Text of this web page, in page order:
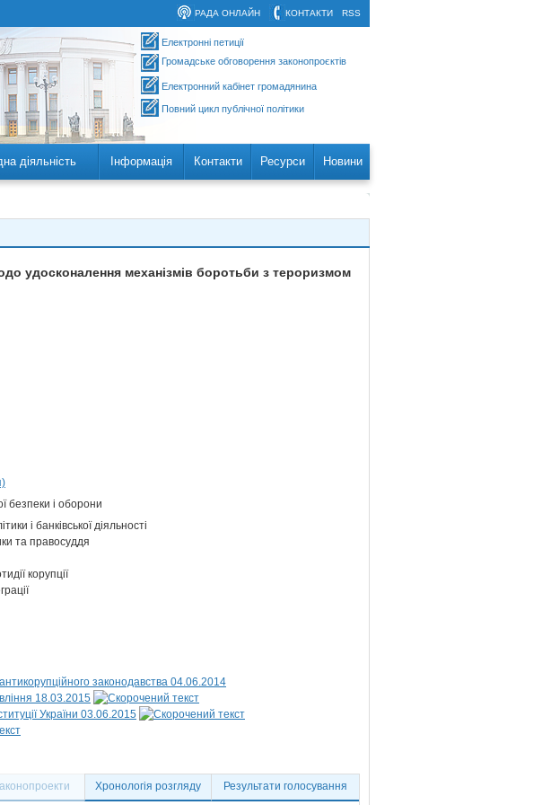
RSS
КОНТАКТИ
РАДА ОНЛАЙН
Електронні петиції
Громадське обговорення законопроєктів
Електронний кабінет громадянина
Повний цикл публічної політики
діяльність Інформація Контакти Ресурси Новини
удосконалення механізмів боротьби з тероризмом
безпеки і оборони
і банківської діяльності
та правосуддя
корупції
законодавства 04.06.2014
18.03.2015
України 03.06.2015
Хронологія розгляду Результати голосування